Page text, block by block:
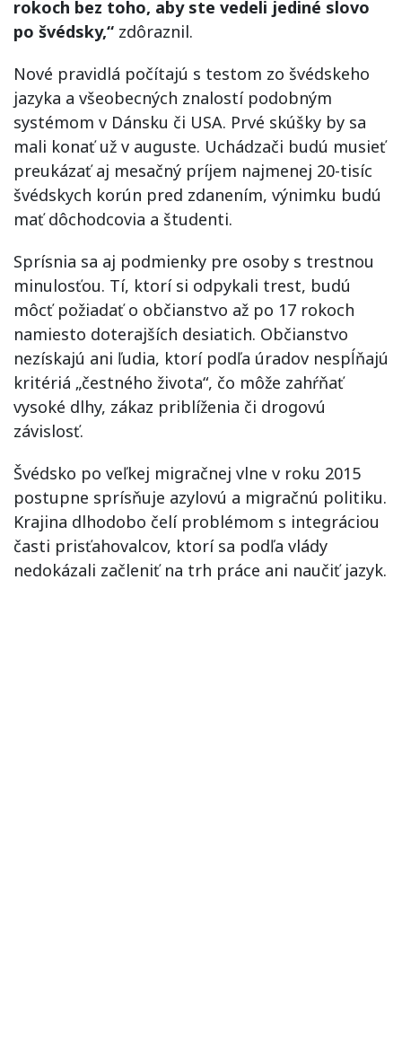
rokoch bez toho, aby ste vedeli jediné slovo
po švédsky,“ zdôraznil.
Nové pravidlá počítajú s testom zo švédskeho
jazyka a všeobecných znalostí podobným
systémom v Dánsku či USA. Prvé skúšky by sa
mali konať už v auguste. Uchádzači budú musieť
preukázať aj mesačný príjem najmenej 20-tisíc
švédskych korún pred zdanením, výnimku budú
mať dôchodcovia a študenti.
Sprísnia sa aj podmienky pre osoby s trestnou
minulosťou. Tí, ktorí si odpykali trest, budú
môcť požiadať o občianstvo až po 17 rokoch
namiesto doterajších desiatich. Občianstvo
nezískajú ani ľudia, ktorí podľa úradov nespĺňajú
kritériá „čestného života“, čo môže zahŕňať
vysoké dlhy, zákaz priblíženia či drogovú
závislosť.
Švédsko po veľkej migračnej vlne v roku 2015
postupne sprísňuje azylovú a migračnú politiku.
Krajina dlhodobo čelí problémom s integráciou
časti prisťahovalcov, ktorí sa podľa vlády
nedokázali začleniť na trh práce ani naučiť jazyk.